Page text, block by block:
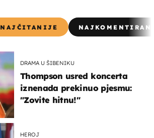
NAJČITANIJE
DRAMA U ŠIBENIKU
Thompson usred koncerta
iznenada prekinuo pjesmu:
"Zovite hitnu!"
HEROJ